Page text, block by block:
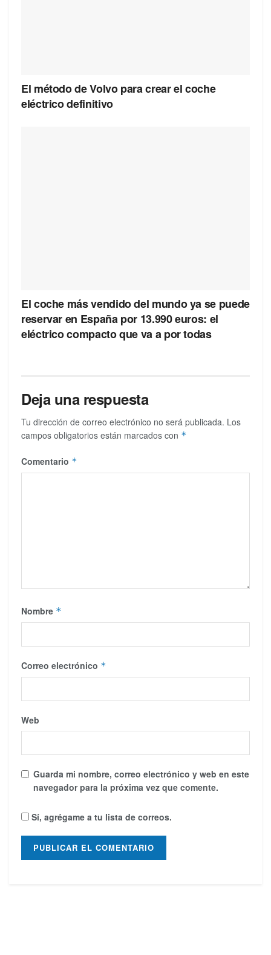
El método de Volvo para crear el coche
eléctrico definitivo
El coche más vendido del mundo ya se puede
reservar en España por 13.990 euros: el
eléctrico compacto que va a por todas
Deja una respuesta
Tu dirección de correo electrónico no será publicada. Los
campos obligatorios están marcados con *
Comentario *
Nombre *
Correo electrónico *
Web
Guarda mi nombre, correo electrónico y web en este
navegador para la próxima vez que comente.
Sí, agrégame a tu lista de correos.